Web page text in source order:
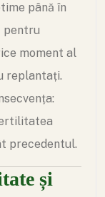
până în
pentru
moment al
replantați.
precedentul.
și